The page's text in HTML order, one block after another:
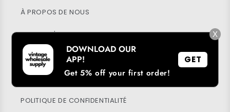
À PROPOS DE NOUS
CENTRE D'AIDE
MON COMPTE
DURABILITÉ
POLITIQUE DE CONFIDENTIALITÉ
X
DOWNLOAD OUR
APP!
Get 5% off your first order!
GET